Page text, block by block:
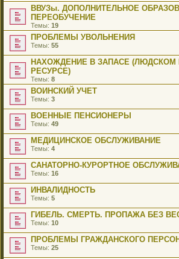
ВВУЗы. ДОПОЛНИТЕЛЬНОЕ
ПЕРЕОБУЧЕНИЕ
Темы: 19
ПРОБЛЕМЫ УВОЛЬНЕНИЯ
Темы: 55
НАХОЖДЕНИЕ В ЗАПАСЕ (ЛЮДСКОМ
РЕСУРСЕ)
Темы: 8
ВОИНСКИЙ УЧЕТ
Темы: 3
ВОЕННЫЕ ПЕНСИОНЕРЫ
Темы: 49
МЕДИЦИНСКОЕ ОБСЛУЖИВАНИЕ
Темы: 4
САНАТОРНО-КУРОРТНОЕ
Темы: 16
ИНВАЛИДНОСТЬ
Темы: 5
ГИБЕЛЬ. СМЕРТЬ. ПРОПАЖА БЕЗ
Темы: 10
ПРОБЛЕМЫ ГРАЖДАНСКОГО
Темы: 25